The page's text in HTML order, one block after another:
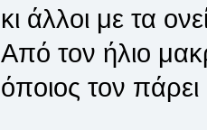
κι άλλοι με τα
Από τον ήλιο
όποιος τον πάρει